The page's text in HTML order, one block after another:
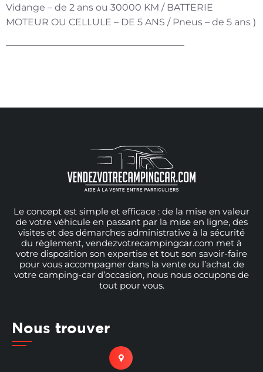
Vidange – de 2 ans ou 30000 KM / BATTERIE
MOTEUR OU CELLULE – DE 5 ANS / Pneus – de 5 ans )
———————————————————
Le concept est simple et efficace : de la mise en valeur
de votre véhicule en passant par la mise en ligne, des
visites et des démarches administrative à la sécurité
du règlement, vendezvotrecampingcar.com met à
votre disposition son expertise et tout son savoir-faire
pour vous accompagner dans la vente ou l’achat de
votre camping-car d’occasion, nous nous occupons de
tout pour vous.
Nous trouver